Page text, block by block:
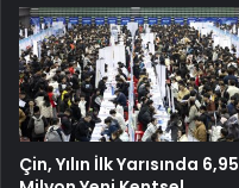
Çin, Yılın İlk Yarısında 6,95